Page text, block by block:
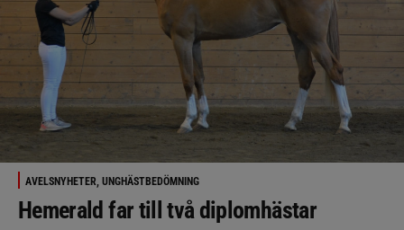
AVELSNYHETER, UNGHÄSTBEDÖMNING
Hemerald far till två diplomhästar